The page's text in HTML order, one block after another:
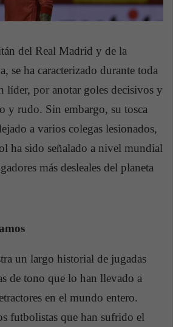
del Real Madrid y de la
se ha caracterizado durante toda
líder, por anotar goles decisivos y
y rudo. Sin embargo, su tosca
a varios colegas lesionados,
ha sido señalado a nivel mundial
más desleales del planeta
un largo historial de jugadas
de tono que lo han llevado a
en el mundo entero.
futbolistas que han sufrido el